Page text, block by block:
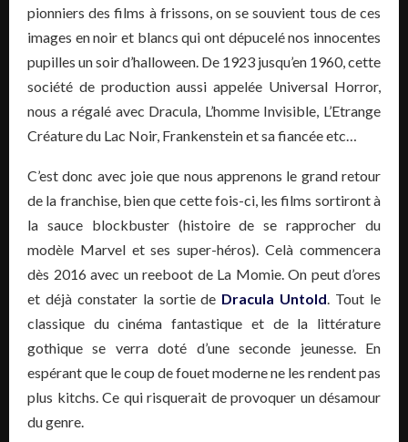
pionniers des films à frissons, on se souvient tous de ces
images en noir et blancs qui ont dépucelé nos innocentes
pupilles un soir d’halloween. De 1923 jusqu’en 1960, cette
société de production aussi appelée Universal Horror,
nous a régalé avec Dracula, L’homme Invisible, L’Etrange
Créature du Lac Noir, Frankenstein et sa fiancée etc…
C’est donc avec joie que nous apprenons le grand retour
de la franchise, bien que cette fois-ci, les films sortiront à
la sauce blockbuster (histoire de se rapprocher du
modèle Marvel et ses super-héros). Celà commencera
dès 2016 avec un reeboot de La Momie. On peut d’ores
et déjà constater la sortie de Dracula Untold. Tout le
classique du cinéma fantastique et de la littérature
gothique se verra doté d’une seconde jeunesse. En
espérant que le coup de fouet moderne ne les rendent pas
plus kitchs. Ce qui risquerait de provoquer un désamour
du genre.